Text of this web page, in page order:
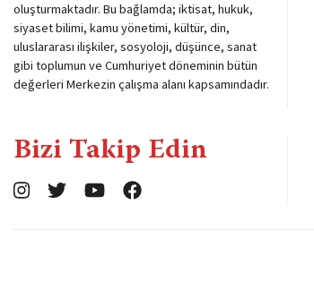
oluşturmaktadır. Bu bağlamda; iktisat, hukuk,
siyaset bilimi, kamu yönetimi, kültür, din,
uluslararası ilişkiler, sosyoloji, düşünce, sanat
gibi toplumun ve Cumhuriyet döneminin bütün
değerleri Merkezin çalışma alanı kapsamındadır.
Bizi Takip Edin